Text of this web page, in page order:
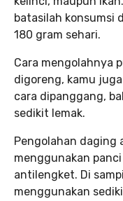
batasilah konsumsi
180 gram sehari.
Cara mengolahnya
digoreng, kamu
cara dipanggang,
sedikit lemak.
Pengolahan daging
menggunakan
antilengket. Di
menggunakan